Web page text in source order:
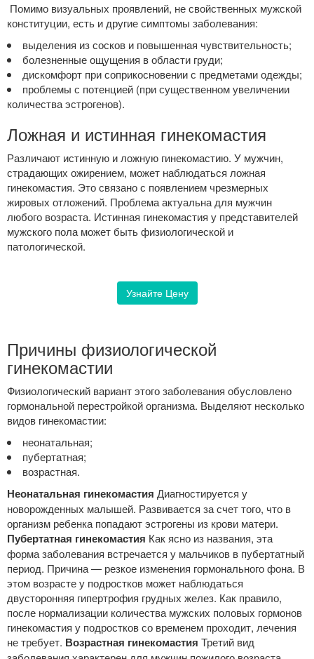
Помимо визуальных проявлений, не свойственных мужской
конституции, есть и другие симптомы заболевания:
выделения из сосков и повышенная чувствительность;
болезненные ощущения в области груди;
дискомфорт при соприкосновении с предметами одежды;
проблемы с потенцией (при существенном увеличении
количества эстрогенов).
Ложная и истинная гинекомастия
Различают истинную и ложную гинекомастию. У мужчин,
страдающих ожирением, может наблюдаться ложная
гинекомастия. Это связано с появлением чрезмерных
жировых отложений. Проблема актуальна для мужчин
любого возраста. Истинная гинекомастия у представителей
мужского пола может быть физиологической и
патологической.
Узнайте Цену
Причины физиологической
гинекомастии
Физиологический вариант этого заболевания обусловлено
гормональной перестройкой организма. Выделяют несколько
видов гинекомастии:
неонатальная;
пубертатная;
возрастная.
Неонатальная гинекомастия Диагностируется у
новорожденных малышей. Развивается за счет того, что в
организм ребенка попадают эстрогены из крови матери.
Пубертатная гинекомастия Как ясно из названия, эта
форма заболевания встречается у мальчиков в пубертатный
период. Причина — резкое изменения гормонального фона. В
этом возрасте у подростков может наблюдаться
двусторонняя гипертрофия грудных желез. Как правило,
после нормализации количества мужских половых гормонов
гинекомастия у подростков со временем проходит, лечения
не требует. Возрастная гинекомастия Третий вид